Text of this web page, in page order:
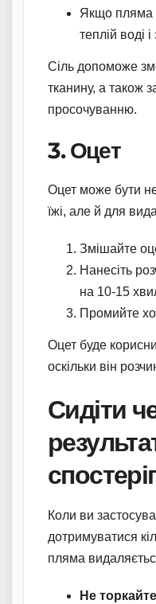
Якщо пляма
теплій воді і
Сіль допоможе
тканину, а також
просочуванню.
3. Оцет
Оцет може бути
їжі, але й для
Змішайте
Нанесіть
на 10-15
Промийте
Оцет буде
оскільки він
Сидіти
Коли ви
дотримуватися
пляма
Не